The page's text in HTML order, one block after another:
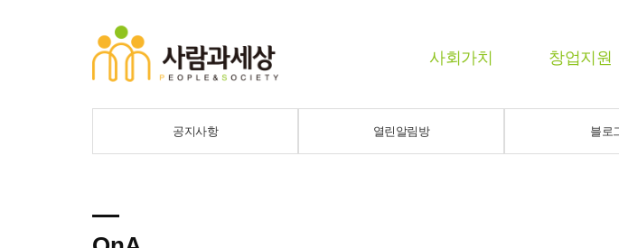
사회가치 창업지원
공지사항 열린알림방 블로